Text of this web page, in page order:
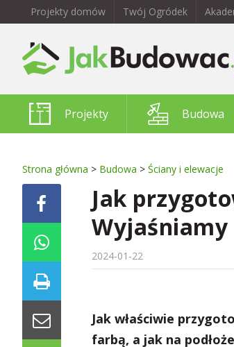
Projekty domów Twój Ogródek
Projekty Budowa
Strona główna > Budowa > Ściany i elewacje
Jak
Wyjaśniamy
2024-01-22
Jak właściwie
farbą, a jak na